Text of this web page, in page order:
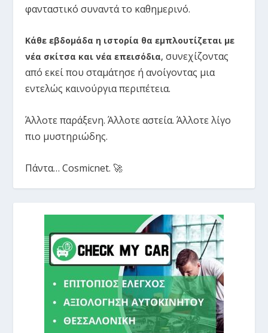
φανταστικό συναντά το καθημερινό.
Κάθε εβδομάδα η ιστορία θα εμπλουτίζεται με
νέα σκίτσα και νέα επεισόδια, συνεχίζοντας
από εκεί που σταμάτησε ή ανοίγοντας μια
εντελώς καινούργια περιπέτεια.
Άλλοτε παράξενη. Άλλοτε αστεία. Άλλοτε λίγο
πιο μυστηριώδης.
Πάντα… Cosmicnet. 🚀